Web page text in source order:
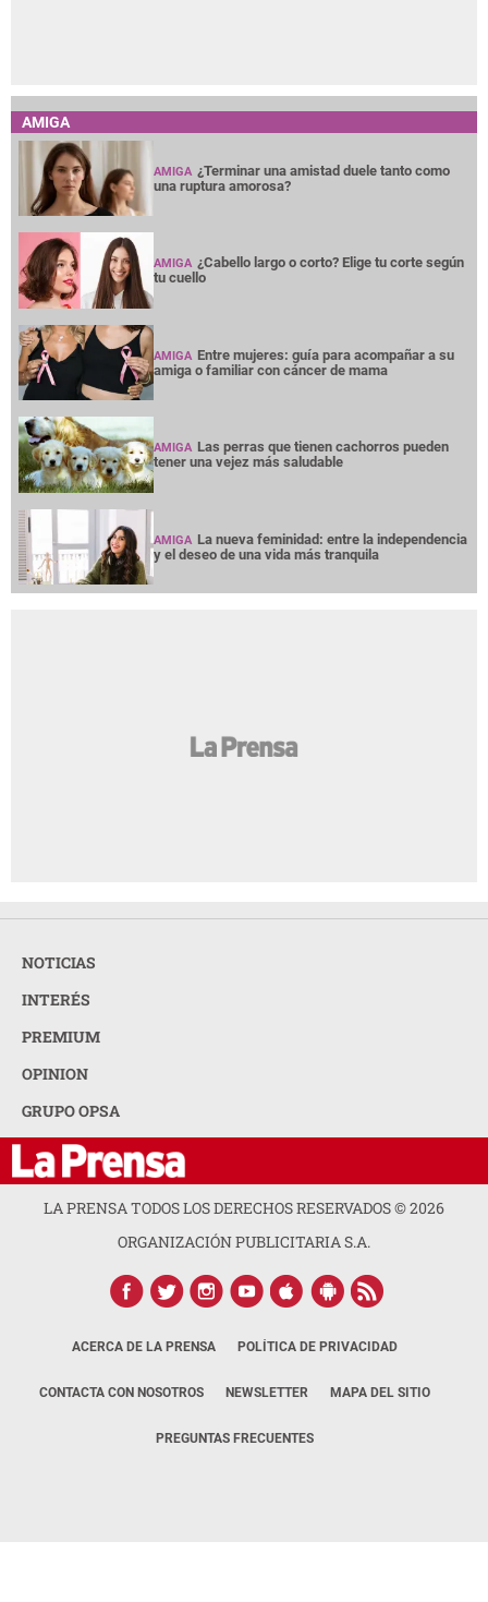
AMIGA
AMIGA ¿Terminar una amistad duele tanto como
una ruptura amorosa?
AMIGA ¿Cabello largo o corto? Elige tu corte según
tu cuello
AMIGA Entre mujeres: guía para acompañar a su
amiga o familiar con cáncer de mama
AMIGA Las perras que tienen cachorros pueden
tener una vejez más saludable
AMIGA La nueva feminidad: entre la independencia
y el deseo de una vida más tranquila
NOTICIAS
INTERÉS
PREMIUM
OPINION
GRUPO OPSA
LA PRENSA TODOS LOS DERECHOS RESERVADOS ©2026
ORGANIZACIÓN PUBLICITARIA S.A.
ACERCA DE LA PRENSA POLÍTICA DE PRIVACIDAD
CONTACTA CON NOSOTROS NEWSLETTER MAPA DEL SITIO
PREGUNTAS FRECUENTES